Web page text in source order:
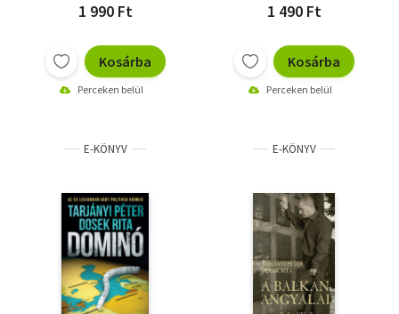
1 990 Ft
Kosárba
Perceken belül
1 490 Ft
Kosárba
Perceken belül
E-KÖNYV E-KÖNYV